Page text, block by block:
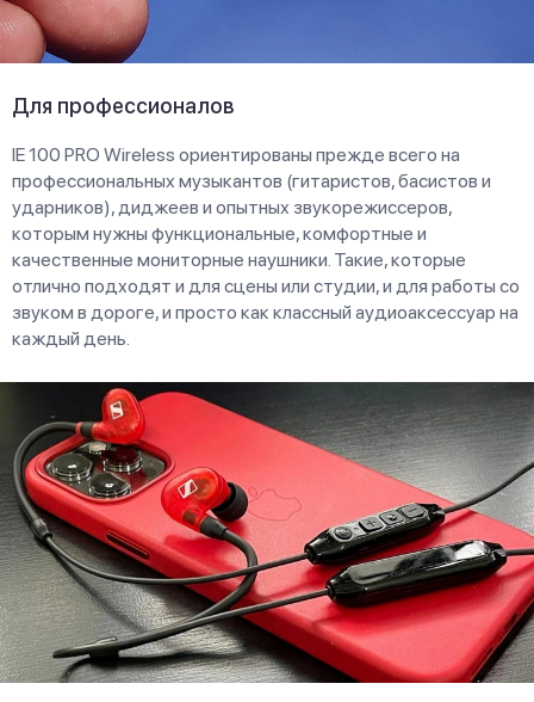
Для профессионалов
IE 100 PRO Wireless ориентированы прежде всего на
профессиональных музыкантов (гитаристов, басистов и
ударников), диджеев и опытных звукорежиссеров,
которым нужны функциональные, комфортные и
качественные мониторные наушники. Такие, которые
отлично подходят и для сцены или студии, и для работы со
звуком в дороге, и просто как классный аудиоаксессуар на
каждый день.